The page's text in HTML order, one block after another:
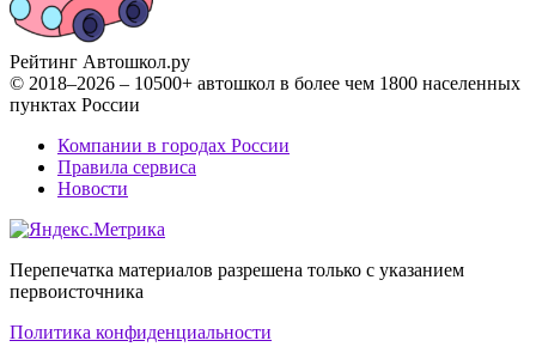
Рейтинг Автошкол.ру
© 2018–2026 – 10500+ автошкол в более чем 1800 населенных
пунктах России
Компании в городах России
Правила сервиса
Новости
Перепечатка материалов разрешена только с указанием
первоисточника
Политика конфиденциальности